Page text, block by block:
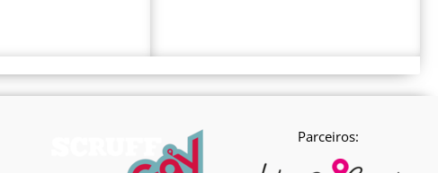
Parceiros: